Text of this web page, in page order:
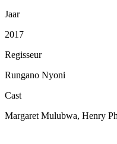
Jaar
2017
Regisseur
Rungano Nyoni
Cast
Margaret Mulubwa, Henry